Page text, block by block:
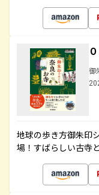
御
地球の歩き方御朱印
場！すばらしい古寺